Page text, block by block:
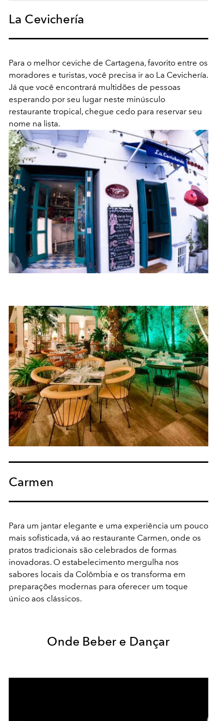
La Cevichería
Para o melhor ceviche de Cartagena, favorito entre os
moradores e turistas, você precisa ir ao La Cevichería.
Já que você encontrará multidões de pessoas
esperando por seu lugar neste minúsculo
restaurante tropical, chegue cedo para reservar seu
nome na lista.
Carmen
Para um jantar elegante e uma experiência um pouco
mais sofisticada, vá ao restaurante Carmen, onde os
pratos tradicionais são celebrados de formas
inovadoras. O estabelecimento mergulha nos
sabores locais da Colômbia e os transforma em
preparações modernas para oferecer um toque
único aos clássicos.
Onde Beber e Dançar